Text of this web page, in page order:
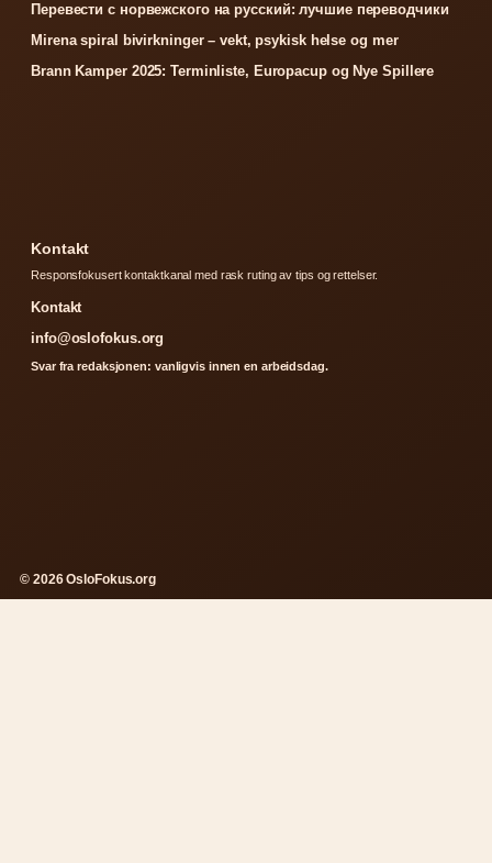
Перевести с норвежского на русский: лучшие переводчики
Mirena spiral bivirkninger – vekt, psykisk helse og mer
Brann Kamper 2025: Terminliste, Europacup og Nye Spillere
Kontakt
Responsfokusert kontaktkanal med rask ruting av tips og rettelser.
Kontakt
info@oslofokus.org
Svar fra redaksjonen: vanligvis innen en arbeidsdag.
© 2026 OsloFokus.org